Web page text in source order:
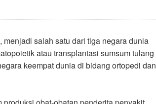
salah satu dari tiga negara dunia
atau transplantasi sumsum tulang
keempat dunia di bidang ortopedi dan